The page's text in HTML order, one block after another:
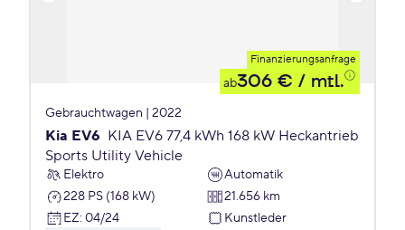
Finanzierungsanfrage
ab306 € / mtl.
Gebrauchtwagen | 2022
Kia EV6 KIA EV6 77,4 kWh 168 kW Heckantrieb
Sports Utility Vehicle
Elektro
Automatik
228 PS (168 kW)
21.656 km
EZ: 04/24 Kunstleder